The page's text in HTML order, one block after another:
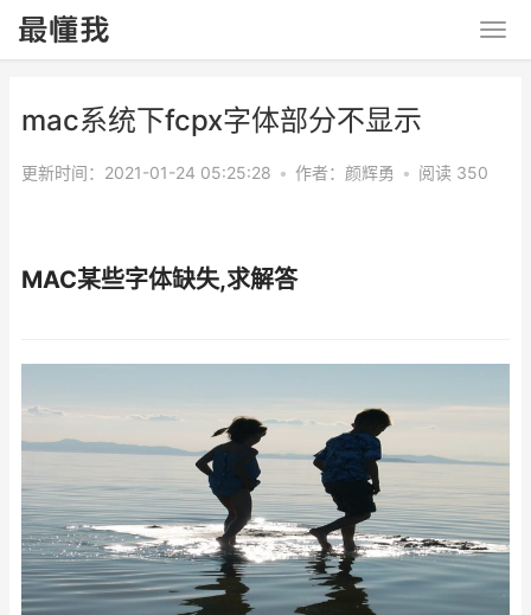
mac系统下fcpx字体部分不显示
更新时间：2021-01-24 05:25:28 • 作者： 颜辉勇 • 阅读 350
MAC某些字体缺失,求解答